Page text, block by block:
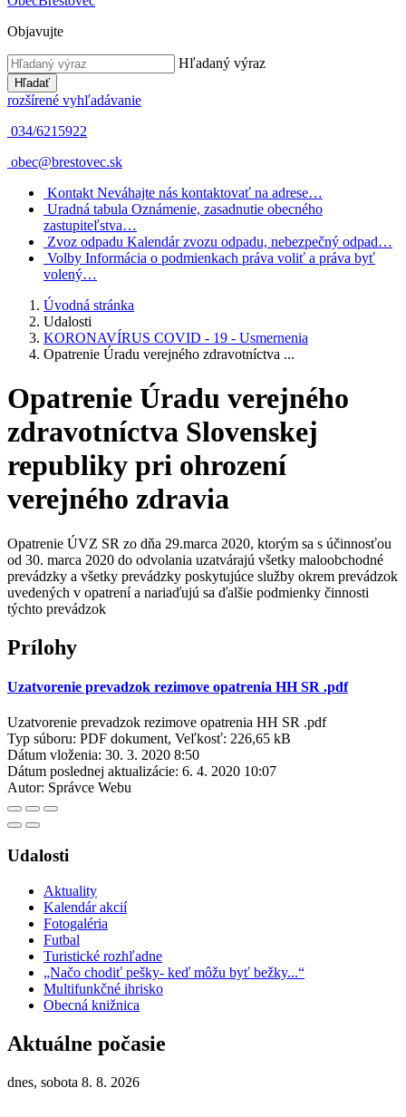
Objavujte
Hľadaný výraz
Hľadať
rozšírené vyhľadávanie
034/6215922
obec@brestovec.sk
Kontakt Neváhajte nás kontaktovať na adrese…
Uradná tabula Oznámenie, zasadnutie obecného
zastupiteľstva…
Zvoz odpadu Kalendár zvozu odpadu, nebezpečný odpad…
Volby Informácia o podmienkach práva voliť a práva byť
volený…
Úvodná stránka
Udalosti
KORONAVÍRUS COVID - 19 - Usmernenia
Opatrenie Úradu verejného zdravotníctva ...
Opatrenie Úradu verejného
zdravotníctva Slovenskej
republiky pri ohrození
verejného zdravia
Opatrenie ÚVZ SR zo dňa 29.marca 2020, ktorým sa s účinnosťou
od 30. marca 2020 do odvolania uzatvárajú všetky maloobchodné
prevádzky a všetky prevádzky poskytujúce služby okrem prevádzok
uvedených v opatrení a nariaďujú sa ďalšie podmienky činnosti
týchto prevádzok
Prílohy
Uzatvorenie prevadzok rezimove opatrenia HH SR .pdf
Uzatvorenie prevadzok rezimove opatrenia HH SR .pdf
Typ súboru: PDF dokument, Veľkosť: 226,65 kB
Dátum vloženia: 30. 3. 2020 8:50
Dátum poslednej aktualizácie: 6. 4. 2020 10:07
Autor: Správce Webu
Udalosti
Aktuality
Kalendár akcií
Fotogaléria
Futbal
Turistické rozhľadne
„Načo chodiť pešky- keď môžu byť bežky...“
Multifunkčné ihrisko
Obecná knižnica
Aktuálne počasie
dnes, sobota 8. 8. 2026